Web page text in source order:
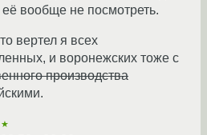
вообще не посмотреть.
вертел я всех
и воронежских тоже с
производства